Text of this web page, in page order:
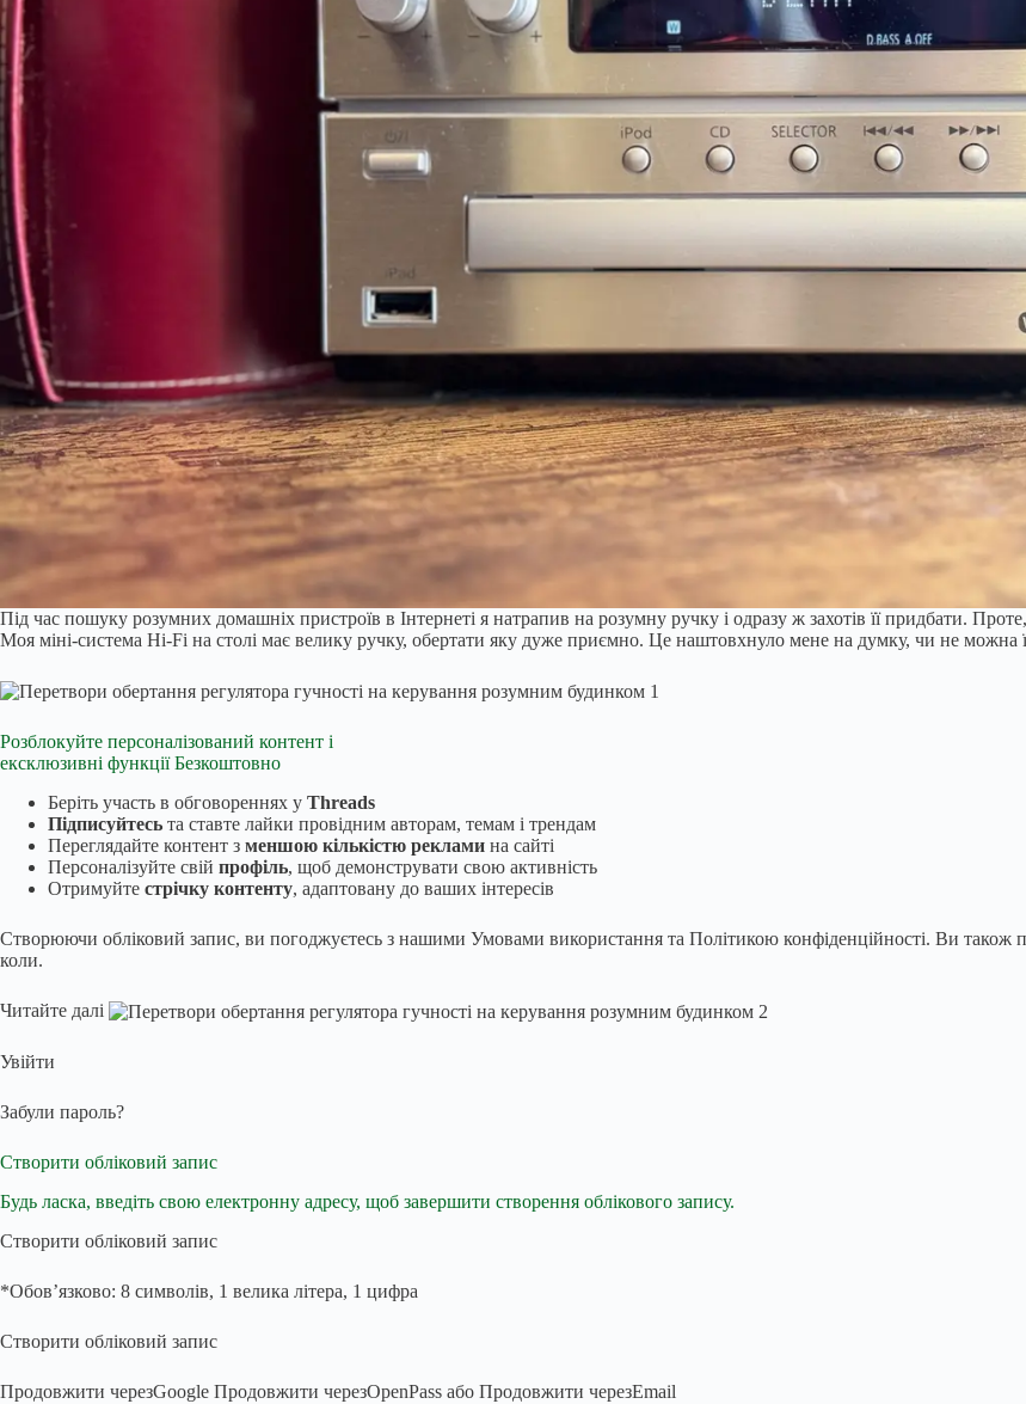
Під час пошуку розумних домашніх пристроїв в Інтернеті я натрапив на розумну ручку і одразу ж захотів її придбати.
Моя міні-система Hi-Fi на столі має велику ручку, обертати яку дуже приємно. Це наштовхнуло мене на думку, чи не можна
Розблокуйте персоналізований контент і
ексклюзивні функціїБезкоштовно
Беріть участь в обговореннях у Threads
Підписуйтесь та ставте лайки провідним авторам, темам і трендам
Переглядайте контент з меншою кількістю реклами на сайті
Персоналізуйте свій профіль, щоб демонструвати свою активність
Отримуйте стрічку контенту, адаптовану до ваших інтересів
Створюючи обліковий запис, ви погоджуєтесь з нашими Умовами використання та Політикою конфіденційності. Ви також
коли.
Читайте далі
Увійти
Забули пароль?
Створити обліковий запис
Будь ласка, введіть свою електронну адресу, щоб завершити створення облікового запису.
Створити обліковий запис
*Обов’язково: 8 символів, 1 велика літера, 1 цифра
Створити обліковий запис
Продовжити черезGoogle Продовжити черезOpenPass або Продовжити черезEmail